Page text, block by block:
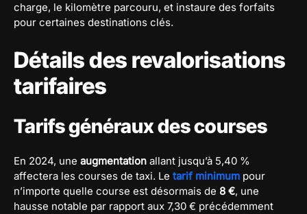
charge, le kilomètre parcouru, et instaure des forfaits
pour certaines destinations clés.
Détails des revalorisations
tarifaires
Tarifs généraux des courses
En 2024, une augmentation allant jusqu’à 5,40 %
affectera les courses de taxi. Le tarif minimum pour
n’importe quelle course est désormais de 8 €, une
hausse notable par rapport aux 7,30 € précédemment